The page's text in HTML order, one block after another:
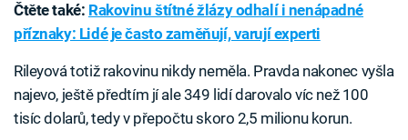
Čtěte také: Rakovinu štítné žlázy odhalí i nenápadné
příznaky: Lidé je často zaměňují, varují experti
Rileyová totiž rakovinu nikdy neměla. Pravda nakonec vyšla
najevo, ještě předtím jí ale 349 lidí darovalo víc než 100
tisíc dolarů, tedy v přepočtu skoro 2,5 milionu korun.